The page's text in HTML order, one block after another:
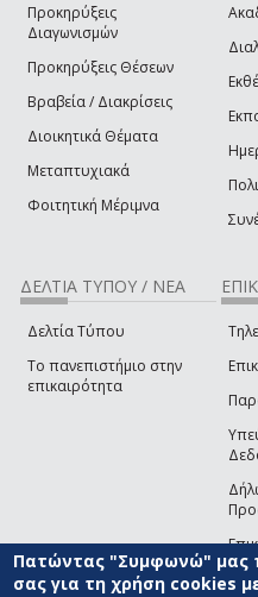
Προκηρύξεις
Διαγωνισμών
Προκηρύξεις Θέσεων
Βραβεία / Διακρίσεις
Διοικητικά Θέματα
Μεταπτυχιακά
Φοιτητική Μέριμνα
ΔΕΛΤΙΑ ΤΥΠΟΥ / ΝΕΑ
Δελτία Τύπου
Το πανεπιστήμιο στην
επικαιρότητα
Πατώντας "Συμφωνώ" μας
σας για τη χρήση cookies